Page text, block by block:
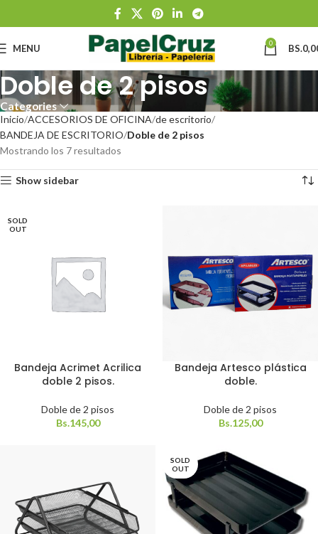
MENU 0 BS.
Doble de 2 pisos
Categories
Inicio ACCESORIOS DE OFICINA de escritorio
BANDEJA DE ESCRITORIO Doble de 2 pisos
Mostrando los 7 resultados
Show sidebar
SOLD
OUT
Bandeja Acrimet Acrilica
doble 2 pisos.
Doble de 2 pisos
Bs.145,00
Bandeja Deluxe Apilables
Bandeja Premium
Bandeja Artesco plástica
doble.
Doble de 2 pisos
Bs.125,00
SOLD
OUT